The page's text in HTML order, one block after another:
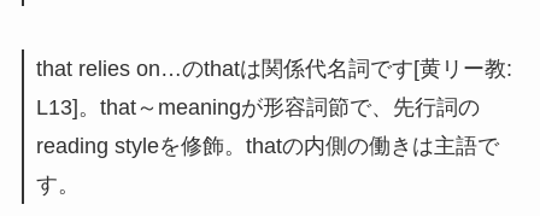
that relies on…のthatは関係代名詞です[黄リー教:
L13]。that～meaningが形容詞節で、先行詞の
reading styleを修飾。thatの内側の働きは主語で
す。